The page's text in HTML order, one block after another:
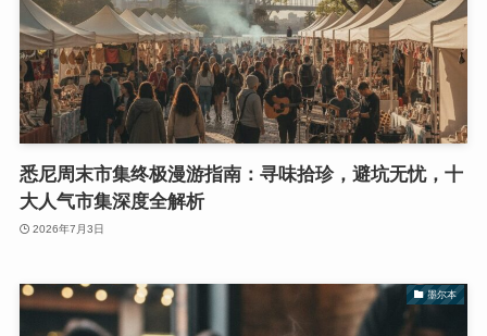
悉尼周末市集终极漫游指南：寻味拾珍，避坑无忧，十
大人气市集深度全解析
2026年7月3日
墨尔本